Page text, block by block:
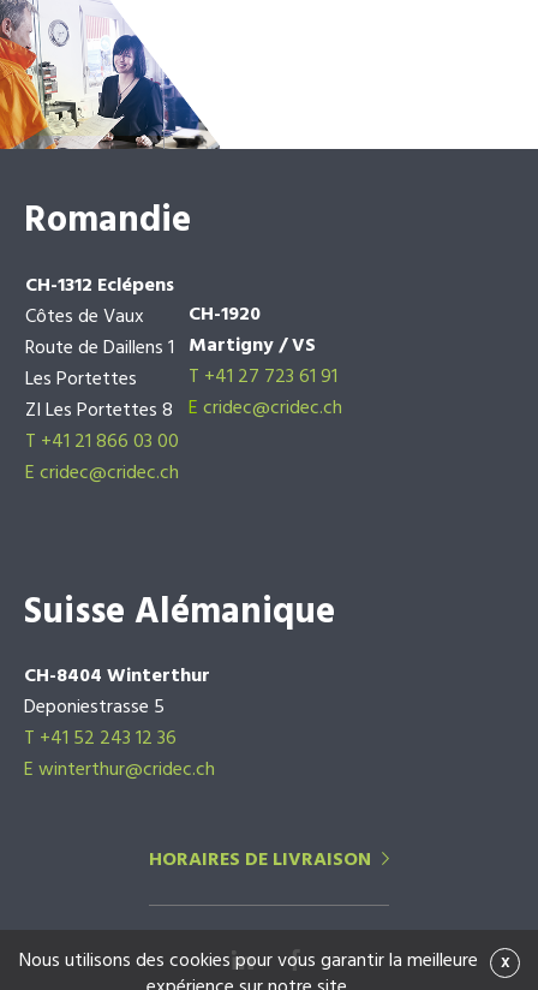
Romandie
CH-1312 Eclépens
Côtes de Vaux
Route de Daillens 1
Les Portettes
ZI Les Portettes 8
T +41 21 866 03 00
Ecridec@cridec.ch
CH-1920
Martigny / VS
T +41 27 723 61 91
Ecridec@cridec.ch
Suisse Alémanique
CH-8404 Winterthur
Deponiestrasse 5
T +41 52 243 12 36
E winterthur@cridec.ch
HORAIRES DE LIVRAISON
x
Nous utilisons des cookies pour vous garantir la meilleure